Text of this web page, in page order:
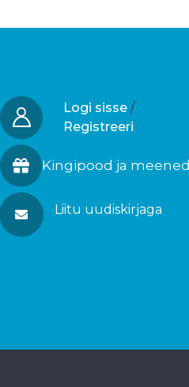
Logi sisse /
Registreeri
Kingipood ja meened
Liitu uudiskirjaga